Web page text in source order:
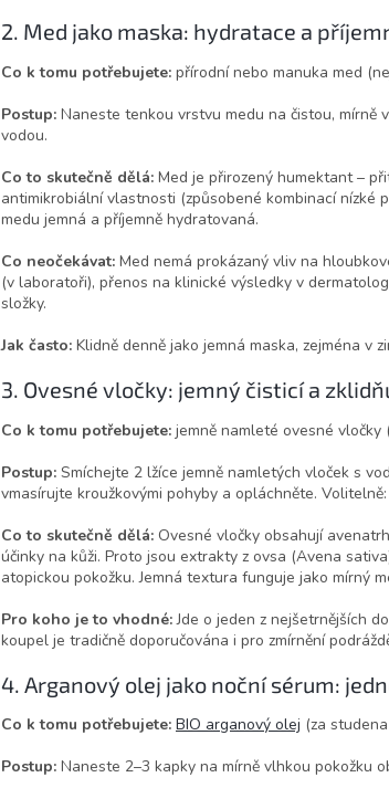
2. Med jako maska: hydratace a
Co k tomu potřebujete: přírodní nebo manuka med
Postup: Naneste tenkou vrstvu medu na čistou,
vodou.
Co to skutečně dělá: Med je přirozený humektant –
antimikrobiální vlastnosti (způsobené kombinací nízké
medu jemná a příjemně hydratovaná.
Co neočekávat: Med nemá prokázaný vliv na
(v laboratoři), přenos na klinické výsledky v
složky.
Jak často: Klidně denně jako jemná maska, zejména v
3. Ovesné vločky: jemný čisticí a
Co k tomu potřebujete: jemně namleté ovesné vločky
Postup: Smíchejte 2 lžíce jemně namletých vloček s
vmasírujte kroužkovými pohyby a opláchněte.
Co to skutečně dělá: Ovesné vločky obsahují
účinky na kůži. Proto jsou extrakty z ovsa (Avena
atopickou pokožku. Jemná textura funguje jako mírný
Pro koho je to vhodné:Jde o jeden z nejšetrnějších
koupel je tradičně doporučována i pro zmírnění
4. Arganový olej jako noční sérum:
Co k tomu potřebujete: BIO arganový olej (za
Postup: Naneste 2–3 kapky na mírně vlhkou pokožku